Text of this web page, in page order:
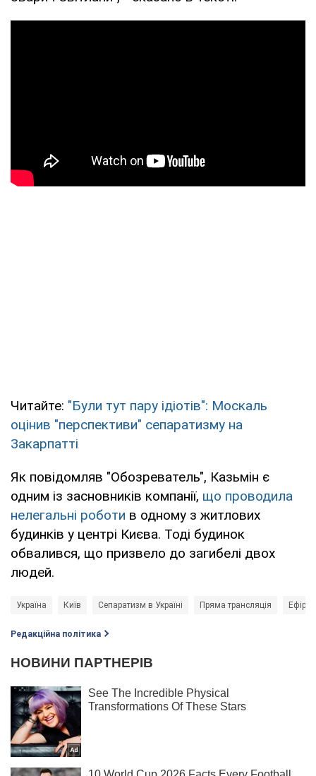
Читайте: "Були тут пару ідіотів": Москаль
оцінив "перспективи" сепаратизму на
Закарпатті
Як повідомляв "Обозреватель", Казьмін є
одним із засновників компанії, що проводила
нелегальні роботи в одному з житлових
будинків у центрі Києва. Тоді будинок
обвалився, що призвело до загибелі двох
людей.
Україна Київ Сепаратизм в Україні Пряма трансляція Ефіри
Редакційна політика